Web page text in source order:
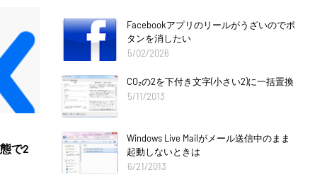
で2
Facebookアプリのリールがうざいのでボ
タンを消したい
5/02/2026
CO₂の2を下付き文字(小さい2)に一括置換
5/11/2013
Windows Live Mailがメール送信中のまま
起動しないときは
6/21/2013